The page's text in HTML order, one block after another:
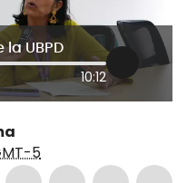
UBPD
10:12
5